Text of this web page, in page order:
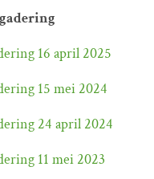
16 april 2025
15 mei 2024
24 april 2024
11 mei 2023